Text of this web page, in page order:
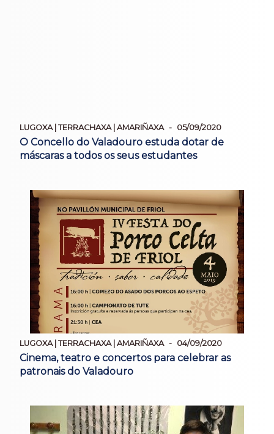
LUGOXA | TERRACHAXA | AMARIÑAXA 05/09/2020
O Concello do Valadouro estuda dotar de
máscaras a todos os seus estudantes
LUGOXA | TERRACHAXA | AMARIÑAXA 04/09/2020
Cinema, teatro e concertos para celebrar as
patronais do Valadouro